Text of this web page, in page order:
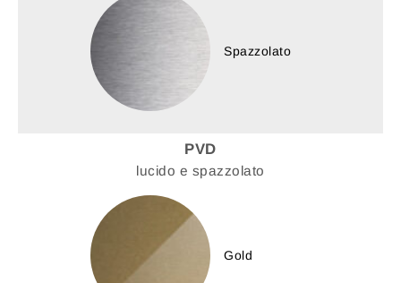
Spazzolato
PVD
lucido e spazzolato
Gold